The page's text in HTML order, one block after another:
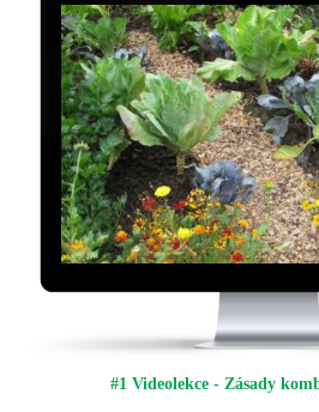
#1 Videolekce - Zásady